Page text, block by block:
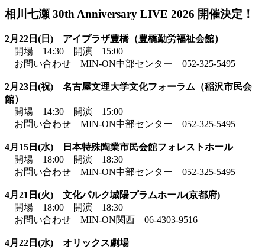
相川七瀬 30th Anniversary LIVE 2026 開催決定！
2月22日(日) アイプラザ豊橋（豊橋勤労福祉会館）
開場 14:30 開演 15:00
お問い合わせ MIN-ON中部センター 052-325-5495
2月23日(祝) 名古屋文理大学文化フォーラム（稲沢市民会
館）
開場 14:30 開演 15:00
お問い合わせ MIN-ON中部センター 052-325-5495
4月15日(水) 日本特殊陶業市民会館フォレストホール
開場 18:00 開演 18:30
お問い合わせ MIN-ON中部センター 052-325-5495
4月21日(火) 文化パルク城陽プラムホール(京都府)
開場 18:00 開演 18:30
お問い合わせ MIN-ON関西 06-4303-9516
4月22日(水) オリックス劇場